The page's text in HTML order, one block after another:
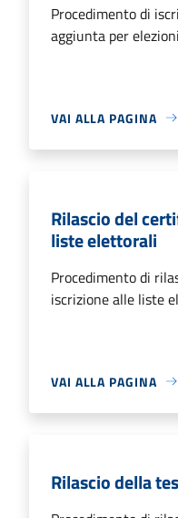
Procedimento di
aggiunta per
VAI ALLA PAGINA
Rilascio del
liste elettorali
Procedimento di
iscrizione alle liste
VAI ALLA PAGINA
Rilascio della